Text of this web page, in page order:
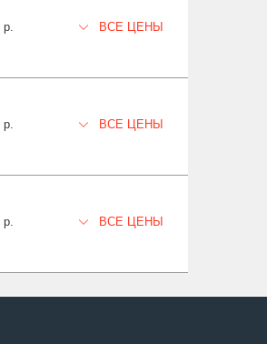
р. ВСЕ ЦЕНЫ
р. ВСЕ ЦЕНЫ
р. ВСЕ ЦЕНЫ